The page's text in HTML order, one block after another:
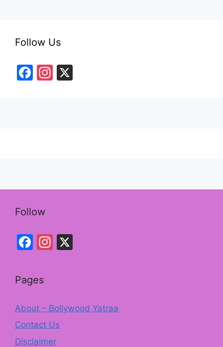
Follow Us
F
In
Follow
Facebook
Instagram
Pages
About – Bollywood Yatraa
Contact Us
Disclaimer